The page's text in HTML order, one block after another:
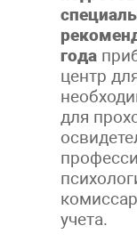
года
центр
для
учета.